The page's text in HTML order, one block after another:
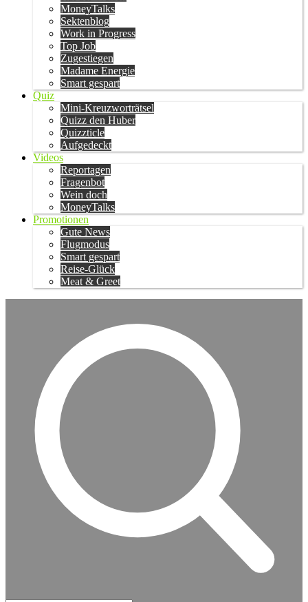
MoneyTalks
Sektenblog
Work in Progress
Top Job
Zugestiegen
Madame Energie
Smart gespart
Quiz
Mini-Kreuzworträtsel
Quizz den Huber
Quizzticle
Aufgedeckt
Videos
Reportagen
Fragenbot
Wein doch
MoneyTalks
Promotionen
Gute News
Flugmodus
Smart gespart
Reise-Glück
Meat & Greet